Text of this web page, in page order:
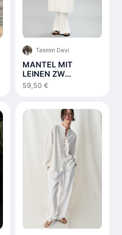
Tasmin Devi
MANTEL MIT
LEINEN ZW
COLLECTION
59,50 €